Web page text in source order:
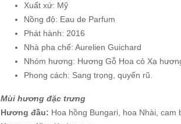
Xuất xứ: Mỹ
Nồng độ: Eau de Parfum
Phát hành: 2016
Nhà pha chế: Aurelien Guichard
Nhóm hương: Hương Gỗ Hoa cỏ Xạ
Phong cách: Sang trọng, quyến rũ.
Mùi hương đặc trưng
Hương đầu: Hoa hồng Bungari, hoa Nhài, cam